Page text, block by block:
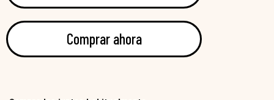
Comprar ahora